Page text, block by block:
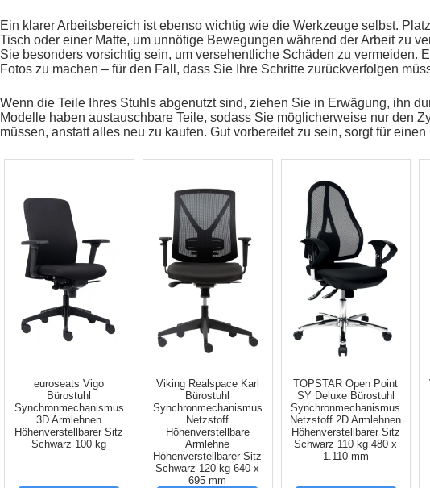
Ein klarer Arbeitsbereich ist ebenso wichtig wie die Werkzeuge selbst.
Tisch oder einer Matte, um unnötige Bewegungen während der Arbeit zu
Sie besonders vorsichtig sein, um versehentliche Schäden zu vermeiden.
Fotos zu machen – für den Fall, dass Sie Ihre Schritte zurückverfolgen
Wenn die Teile Ihres Stuhls abgenutzt sind, ziehen Sie in Erwägung, ihn
Modelle haben austauschbare Teile, sodass Sie möglicherweise nur den
müssen, anstatt alles neu zu kaufen. Gut vorbereitet zu sein, sorgt für
euroseats Vigo
Bürostuhl
Synchronmechanismus
3D Armlehnen
Höhenverstellbarer Sitz
Schwarz 100 kg
Viking Realspace Karl
Bürostuhl
Synchronmechanismus
Netzstoff
Höhenverstellbare
Armlehne
Höhenverstellbarer Sitz
Schwarz 120 kg 640 x
695 mm
TOPSTAR Open Point
SY Deluxe Bürostuhl
Synchronmechanismus
Netzstoff 2D Armlehnen
Höhenverstellbarer Sitz
Schwarz 110 kg 480 x
1.110 mm